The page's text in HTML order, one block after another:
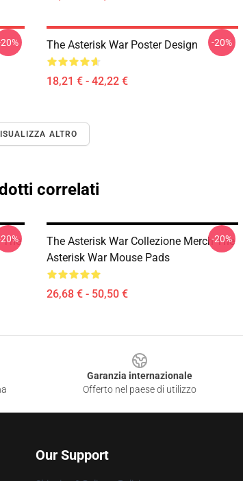
The Asterisk War Poster Design
18,21 € - 42,22 €
-20%
ALTRO
correlati
The
The Asterisk War Collezione Merch The
Asterisk War Mouse Pads
26,68 € - 50,50 €
-20%
Garanzia internazionale
Offerto nel paese di utilizzo
Our Support